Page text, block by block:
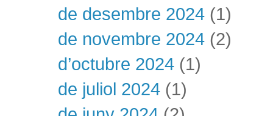
de desembre 2024 (1)
de novembre 2024 (2)
d’octubre 2024 (1)
de juliol 2024 (1)